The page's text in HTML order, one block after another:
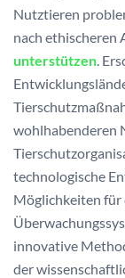
Nutztieren
nach ethischeren
unterstützen .
wohlhabenderen
technologische
Möglichkeiten für
innovative
der